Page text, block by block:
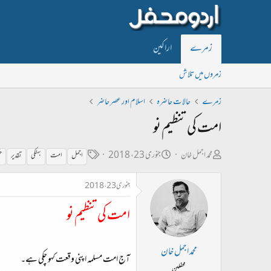
زمرے اراکین
زمروں میں تلاش
زمرے
حالات حاضرہ اسلام اور عصر حاضر
امت کی تنظیم نو
ص
ب
محمد اجمل خان
ت
ر
خ
ب
جنوری 23، 2018
ی
گ
اجمل امت بهٹکی تقدیر
محمد اجمل خان
جنوری 23، 2018
امت کی تنظیم نو
آج امت مسلمہ اپنی وقعت کهو چکی ہے۔